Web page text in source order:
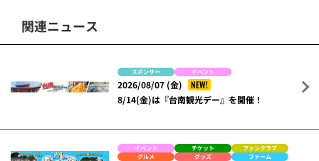
関連ニュース
スポンサー イベント
2026/08/07 (金)
NEW!
8/14(金)は『台南観光デー』を開催！
イベント チケット
ファンクラブ
グルメ
グッズ ファーム